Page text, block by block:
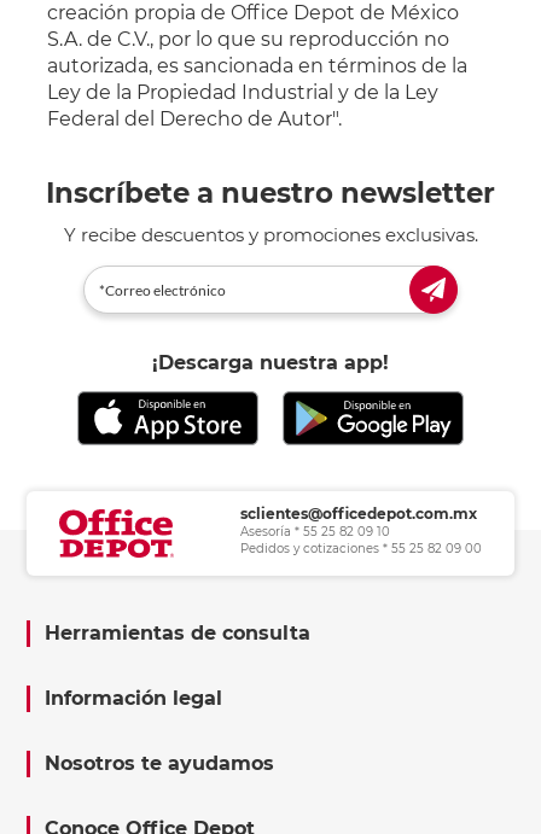
creación propia de Office Depot de México
S.A. de C.V., por lo que su reproducción no
autorizada, es sancionada en términos de la
Ley de la Propiedad Industrial y de la Ley
Federal del Derecho de Autor".
Inscríbete a nuestro newsletter
Y recibe descuentos y promociones exclusivas.
¡Descarga nuestra app!
sclientes@officedepot.com.mx
Asesoría * 55 25 82 09 10
Pedidos y cotizaciones * 55 25 82 09 00
Herramientas de consulta
Información legal
Nosotros te ayudamos
Conoce Office Depot